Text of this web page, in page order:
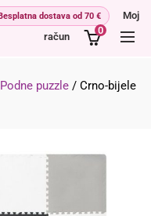
Moj
račun
0
Podne puzzle / Crno-bijele